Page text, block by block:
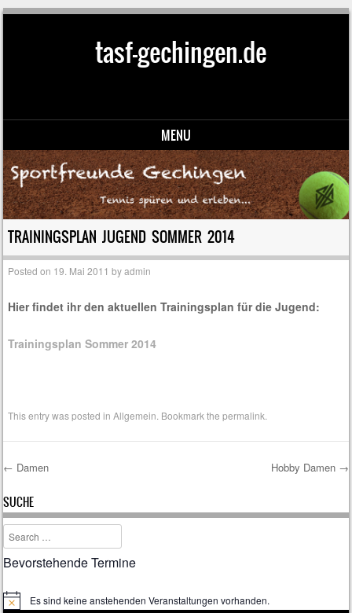
tasf-gechingen.de
MENU
Skip to content
TRAININGSPLAN JUGEND SOMMER 2014
Posted on 19. Mai 2011 byadmin
Hier findet ihr den aktuellen Trainingsplan für die Jugend:
Trainingsplan Sommer 2014
This entry was posted inAllgemein . Bookmark thepermalink
Post navigation
← Damen Hobby Damen →
SUCHE
Search
Bevorstehende Termine
H
Es sind keine anstehenden Veranstaltungen vorhanden.